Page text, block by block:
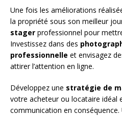
Une fois les améliorations
la propriété sous son meilleur
stager professionnel pour
Investissez dans des
professionnelle et envisagez
attirer l’attention en ligne.
Développez une stratégie de
votre acheteur ou locataire idéal
communication en conséquence.